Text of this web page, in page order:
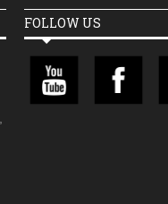
FOLLOW US